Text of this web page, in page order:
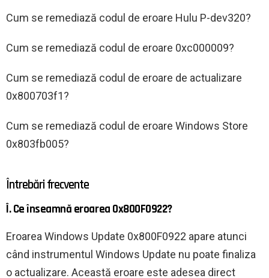
Cum se remediază codul de eroare Hulu P-dev320?
Cum se remediază codul de eroare 0xc000009?
Cum se remediază codul de eroare de actualizare
0x800703f1?
Cum se remediază codul de eroare Windows Store
0x803fb005?
Întrebări frecvente
Î. Ce înseamnă eroarea 0x800F0922?
Eroarea Windows Update 0x800F0922 apare atunci
când instrumentul Windows Update nu poate finaliza
o actualizare. Această eroare este adesea direct